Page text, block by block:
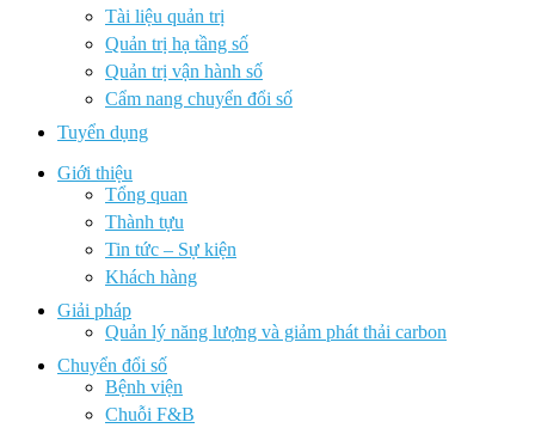
Tài liệu quản trị
Quản trị hạ tầng số
Quản trị vận hành số
Cẩm nang chuyển đổi số
Tuyển dụng
Giới thiệu
Tổng quan
Thành tựu
Tin tức – Sự kiện
Khách hàng
Giải pháp
Quản lý năng lượng và giảm phát thải carbon
Chuyển đổi số
Bệnh viện
Chuỗi F&B